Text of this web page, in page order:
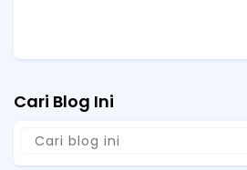
Cari Blog Ini